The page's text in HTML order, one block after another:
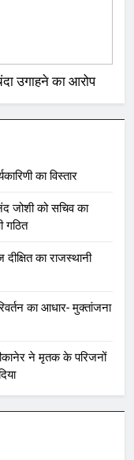
उगाहने का आरोप
का विस्तार
जोशी को सचिव का
गठित
का राजस्थानी
का आधार- मुक्तांजना
ने मृतक के परिजनों